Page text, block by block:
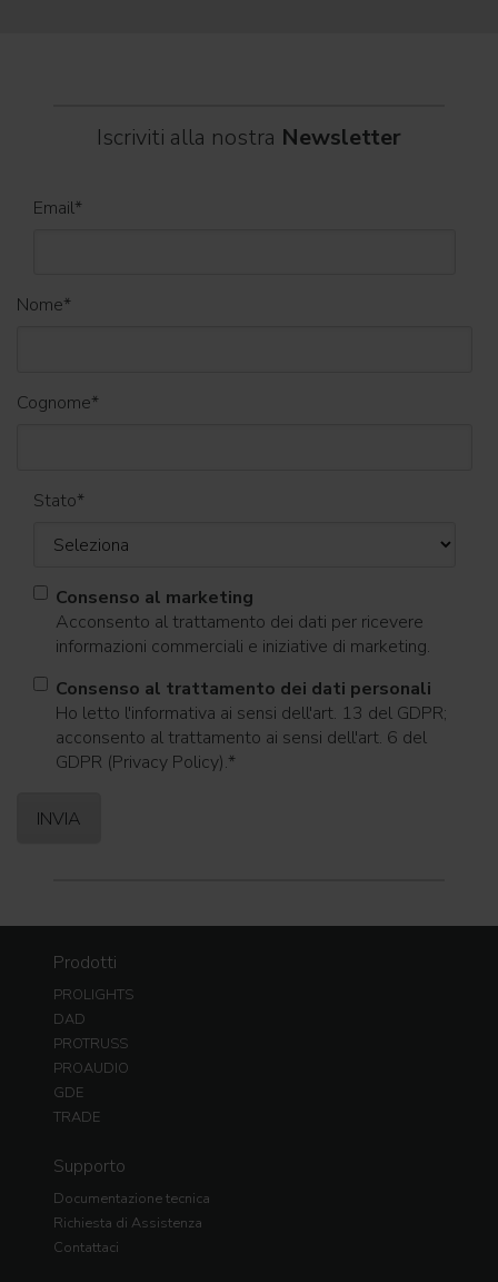
Iscriviti alla nostra Newsletter
Email*
Nome*
Cognome*
Stato*
Consenso al marketing
Acconsento al trattamento dei dati per ricevere
informazioni commerciali e iniziative di marketing.
Consenso al trattamento dei dati personali
Ho letto l'informativa ai sensi dell'art. 13 del GDPR;
acconsento al trattamento ai sensi dell'art. 6 del
GDPR (Privacy Policy).*
Prodotti
PROLIGHTS
DAD
PROTRUSS
PROAUDIO
GDE
TRADE
Supporto
Documentazione tecnica
Richiesta di Assistenza
Contattaci